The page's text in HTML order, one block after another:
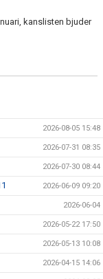
kanslisten bjuder
2026-08-05 15:48
2026-07-31 08:35
2026-07-30 08:44
2026-06-09 09:20
2026-06-04
2026-05-22 17:50
2026-05-13 10:08
2026-04-15 14:06